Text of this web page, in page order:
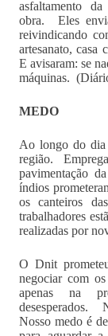
asfaltamento
obra. Eles
reivindicando
artesanato, casa
E avisaram: se
máquinas.
MEDO
Ao longo do dia
região.
pavimentação
índios
os canteiros
trabalhadores
realizadas por
O Dnit
negociar com
apenas na
desesperados.
Nosso medo é